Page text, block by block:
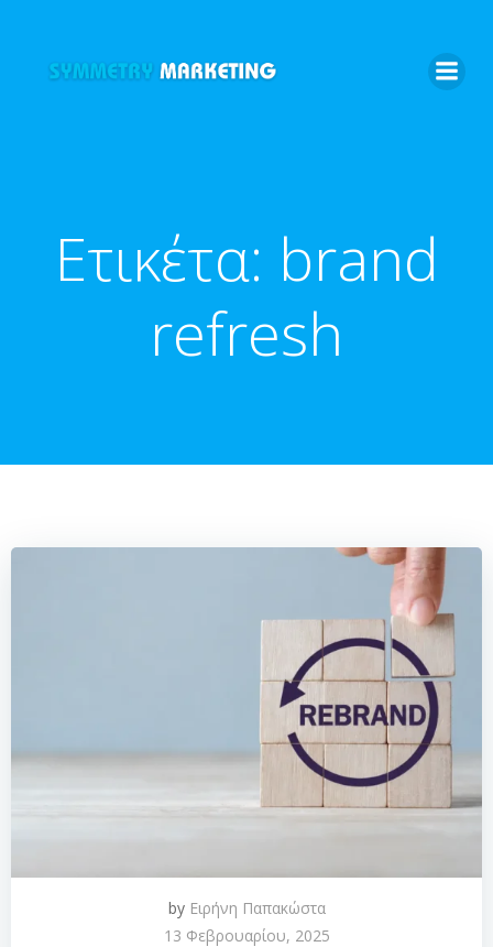
content
Ετικέτα: brand
refresh
by Ειρήνη Παπακώστα
13 Φεβρουαρίου, 2025